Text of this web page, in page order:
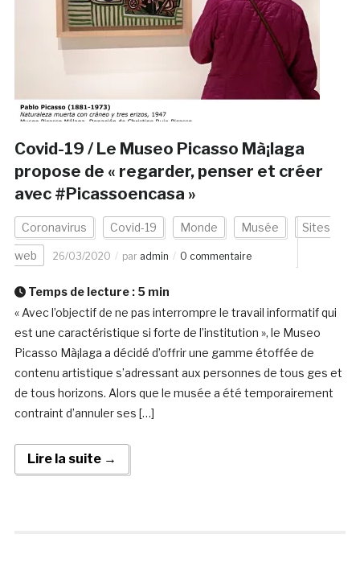
Covid-19 / Le Museo Picasso Mà¡laga
propose de « regarder, penser et créer
avec #Picassoencasa »
Coronavirus Covid-19 Monde Musée Sites
web 26/03/2020 par admin 0 commentaire
Temps de lecture : 5 min
« Avec l’objectif de ne pas interrompre le travail informatif qui
est une caractéristique si forte de l’institution », le Museo
Picasso Mà¡laga a décidé d’offrir une gamme étoffée de
contenu artistique s’adressant aux personnes de tous ges et
de tous horizons. Alors que le musée a été temporairement
contraint d’annuler ses […]
Lire la suite →